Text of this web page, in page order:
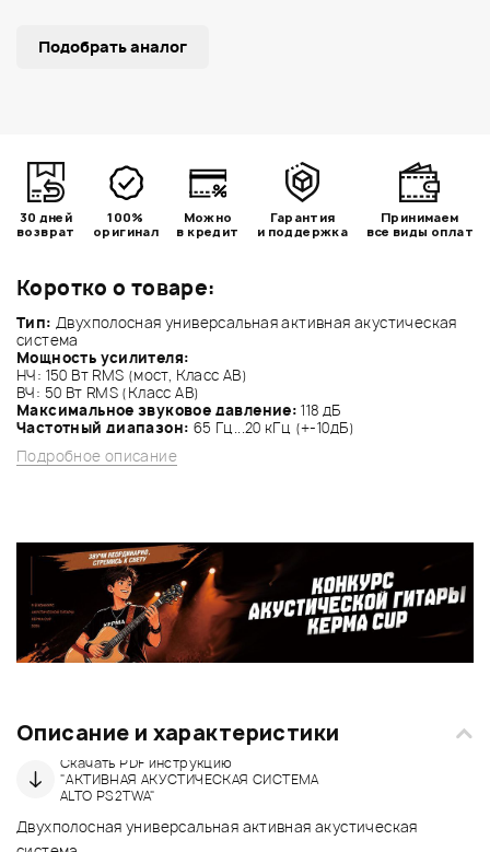
Коротко о товаре:
Тип: Двухполосная универсальная активная акустическая
система
Мощность усилителя:
НЧ: 150 Вт RMS (мост, Класс АВ)
ВЧ: 50 Вт RMS (Класс АВ)
Максимальное звуковое давление: 118 дБ
Частотный диапазон: 65 Гц...20 кГц (+-10дБ)
Подробное описание
Подобрать аналог
30 дней
возврат
100%
оригинал
Можно
в кредит
Гарантия
и поддержка
Принимаем
все виды оплат
Описание и характеристики
Скачать PDF инструкцию
"АКТИВНАЯ АКУСТИЧЕСКАЯ СИСТЕМА
ALTO PS2TWA"
Двухполосная универсальная активная акустическая